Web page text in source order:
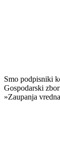
Smo podpisniki
Gospodarski
»Zaupanja